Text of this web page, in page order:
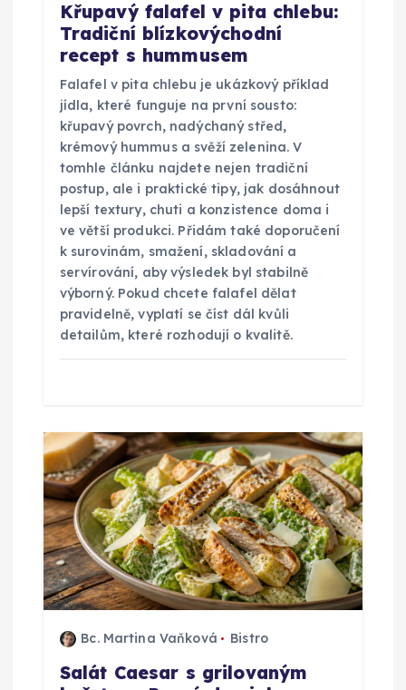
Křupavý falafel v pita chlebu:
Tradiční blízkovýchodní
recept s hummusem
Falafel v pita chlebu je ukázkový příklad
jídla, které funguje na první sousto:
křupavý povrch, nadýchaný střed,
krémový hummus a svěží zelenina. V
tomhle článku najdete nejen tradiční
postup, ale i praktické tipy, jak dosáhnout
lepší textury, chuti a konzistence doma i
ve větší produkci. Přidám také doporučení
k surovinám, smažení, skladování a
servírování, aby výsledek byl stabilně
výborný. Pokud chcete falafel dělat
pravidelně, vyplatí se číst dál kvůli
detailům, které rozhodují o kvalitě.
Bc. Martina Vaňková Bistro
Salát Caesar s grilovaným